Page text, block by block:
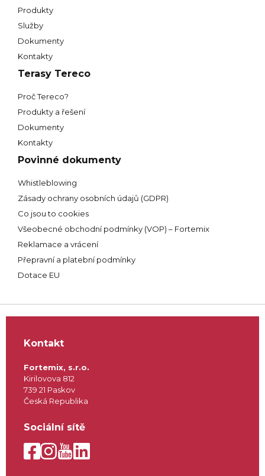
Produkty
Služby
Dokumenty
Kontakty
Terasy Tereco
Proč Tereco?
Produkty a řešení
Dokumenty
Kontakty
Povinné dokumenty
Whistleblowing
Zásady ochrany osobních údajů (GDPR)
Co jsou to cookies
Všeobecné obchodní podmínky (VOP) – Fortemix
Reklamace a vrácení
Přepravní a platební podmínky
Dotace EU
Kontakt
Fortemix, s.r.o.
Kirilovova 812
739 21 Paskov
Česká Republika
Sociální sítě